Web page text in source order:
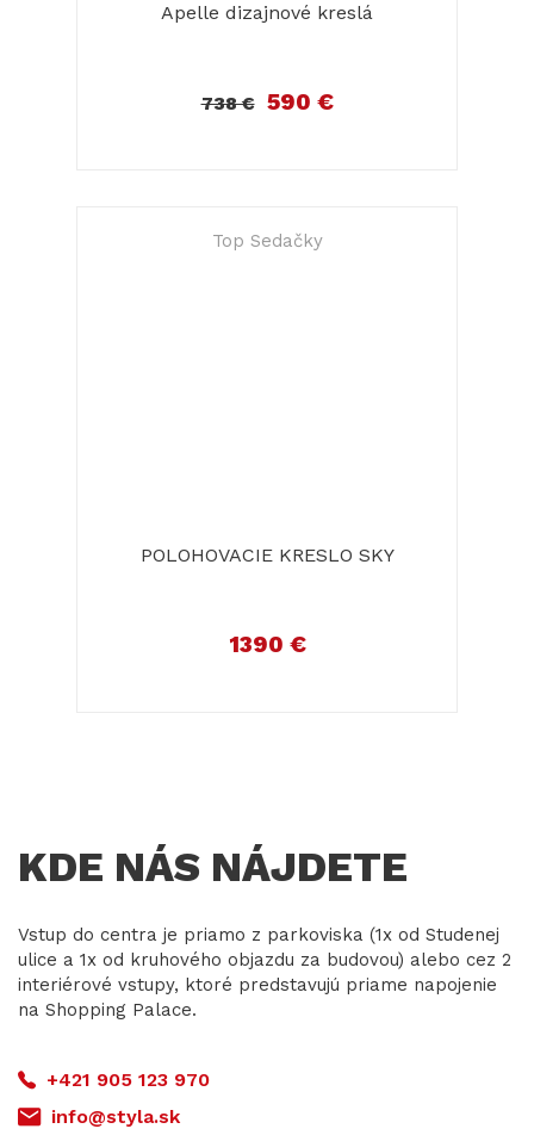
Apelle dizajnové kreslá
738 € 590 €
Top Sedačky
POLOHOVACIE KRESLO SKY
1390 €
KDE NÁS NÁJDETE
Vstup do centra je priamo z parkoviska (1x od Studenej
ulice a 1x od kruhového objazdu za budovou) alebo cez 2
interiérové vstupy, ktoré predstavujú priame napojenie
na Shopping Palace.
+421 905 123 970
info@styla.sk